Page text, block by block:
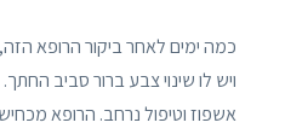
כמה ימים לאחר ביקור הרופא
ויש לו שינוי צבע ברור סביב
אשפוז וטיפול נרחב. הרופא